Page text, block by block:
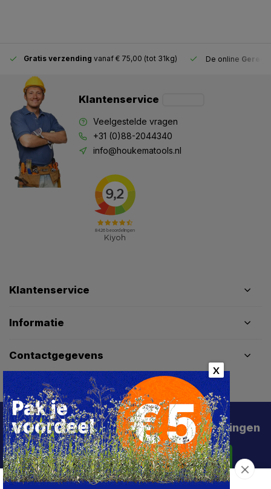
Gratis verzending vanaf € 75,00 (tot 31kg) De online
Klantenservice
Veelgestelde vragen
+31 (0)88-2044340
info@houkematools.nl
Klantenservice
Informatie
Contactgegevens
Schrijf je in voor de beste deals en kortingen
Abonneer
X